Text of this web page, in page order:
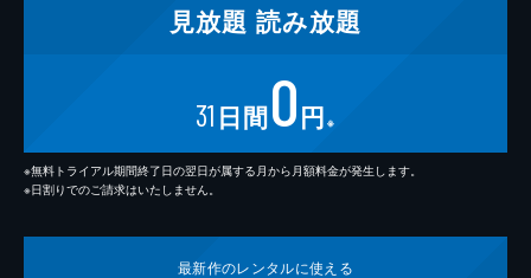
見放題 読み放題
31 日間0円 ※
※無料トライアル期間終了日の翌日が属する月から月額料金が発生します。
※日割りでのご請求はいたしません。
最新作のレンタルに使える